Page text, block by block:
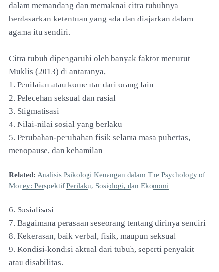
dalam memandang dan memaknai citra tubuhnya
berdasarkan ketentuan yang ada dan diajarkan dalam
agama itu sendiri.
Citra tubuh dipengaruhi oleh banyak faktor menurut
Muklis (2013) di antaranya,
1. Penilaian atau komentar dari orang lain
2. Pelecehan seksual dan rasial
3. Stigmatisasi
4. Nilai-nilai sosial yang berlaku
5. Perubahan-perubahan fisik selama masa pubertas,
menopause, dan kehamilan
Related: Analisis Psikologi Keuangan dalam The Psychology of
Money: Perspektif Perilaku, Sosiologi, dan Ekonomi
6. Sosialisasi
7. Bagaimana perasaan seseorang tentang dirinya sendiri
8. Kekerasan, baik verbal, fisik, maupun seksual
9. Kondisi-kondisi aktual dari tubuh, seperti penyakit
atau disabilitas.